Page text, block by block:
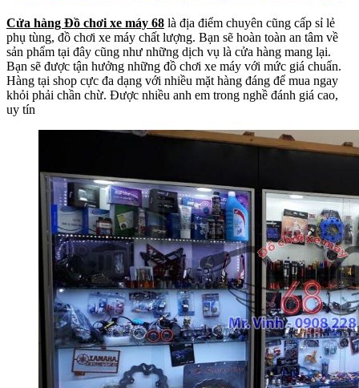
Cửa hàng Đồ chơi xe máy 68 là địa điểm chuyên cũng cấp sỉ lẻ
phụ tùng, đồ chơi xe máy chất lượng. Bạn sẽ hoàn toàn an tâm về
sản phẩm tại đây cũng như những dịch vụ là cửa hàng mang lại.
Bạn sẽ được tận hưởng những đồ chơi xe máy với mức giá chuẩn.
Hàng tại shop cực đa dạng với nhiều mặt hàng đáng để mua ngay
khỏi phải chần chừ. Được nhiều anh em trong nghề đánh giá cao,
uy tín